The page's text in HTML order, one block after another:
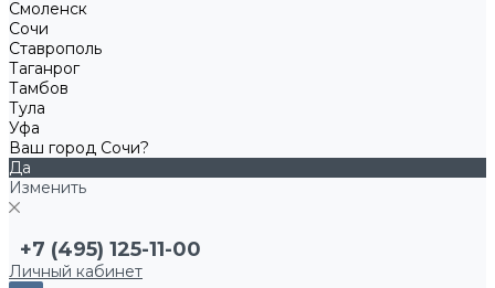
Смоленск
Сочи
Ставрополь
Таганрог
Тамбов
Тула
Уфа
Ваш город Сочи?
Да
Изменить
+7 (495) 125-11-00
Личный кабинет